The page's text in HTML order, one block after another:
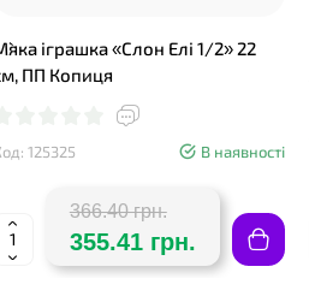
іграшка «Слон Елі 1/2» 22
ПП Копиця
125325 В наявності
366.40 грн.
355.41 грн.